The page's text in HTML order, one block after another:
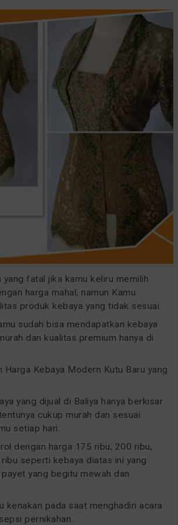
yang fatal jika kamu keliru memilih
harga mahal, namun Kamu
produk kebaya yang tidak sesuai.
sudah bisa mendapatkan kebaya
dan kualitas premium hanya di
Harga Kebaya Modern Kutu Baru yang
yang dijual di Baliya hanya berkisar
cukup murah dan sesuai
setiap hari.
dengan harga 175 ribu, 200 ribu,
seperti kebaya diatas ini yang
yang begitu mewah dan
kenakan pada saat menghadiri acara
pernikahan.